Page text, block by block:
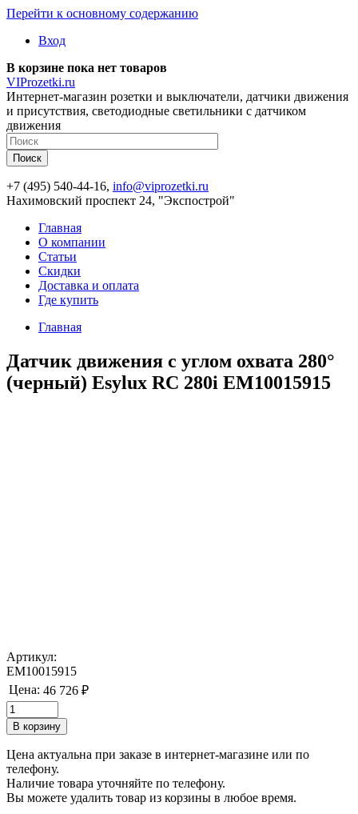
Перейти к основному содержанию
Вход
В корзине пока нет товаров
VIProzetki.ru
Интернет-магазин розетки и выключатели, датчики движения
и присутствия, светодиодные светильники с датчиком
движения
+7 (495) 540-44-16, info@viprozetki.ru
Нахимовский проспект 24, "Экспострой"
Главная
О компании
Статьи
Скидки
Доставка и оплата
Где купить
Главная
Датчик движения с углом охвата 280°
(черный) Esylux RC 280i EM10015915
Артикул:
EM10015915
Цена: 46 726 ₽
Цена актуальна при заказе в интернет-магазине или по
телефону.
Наличие товара уточняйте по телефону.
Вы можете удалить товар из корзины в любое время.